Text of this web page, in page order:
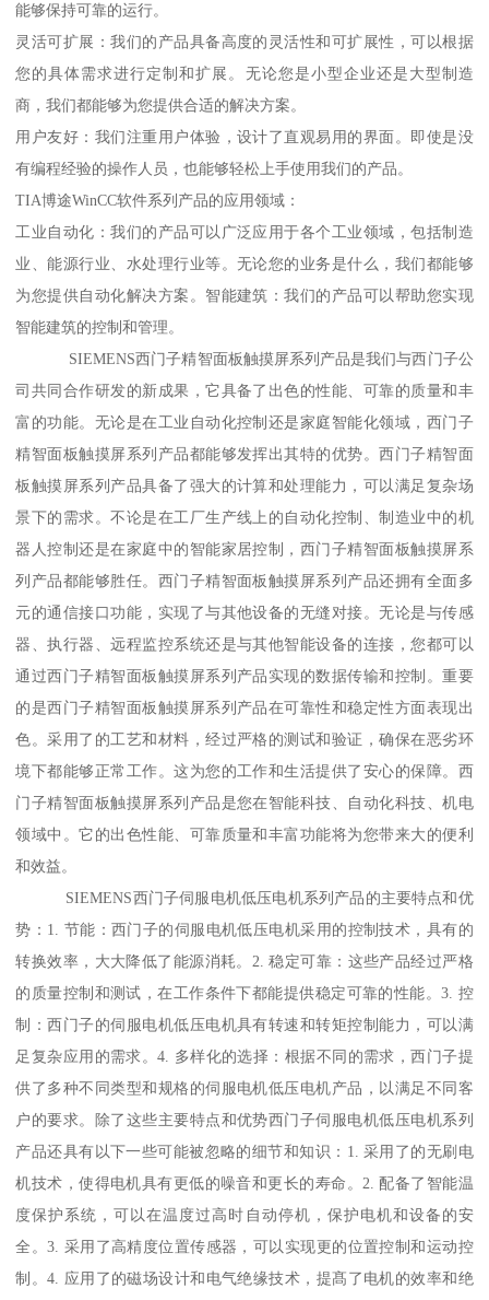
能够保持可靠的运行。
灵活可扩展：我们的产品具备高度的灵活性和可扩展性，可以根据
您的具体需求进行定制和扩展。无论您是小型企业还是大型制造
商，我们都能够为您提供合适的解决方案。
用户友好：我们注重用户体验，设计了直观易用的界面。即使是没
有编程经验的操作人员，也能够轻松上手使用我们的产品。
TIA博途WinCC软件系列产品的应用领域：
工业自动化：我们的产品可以广泛应用于各个工业领域，包括制造
业、能源行业、水处理行业等。无论您的业务是什么，我们都能够
为您提供自动化解决方案。智能建筑：我们的产品可以帮助您实现
智能建筑的控制和管理。
SIEMENS西门子精智面板触摸屏系列产品是我们与西门子公
司共同合作研发的新成果，它具备了出色的性能、可靠的质量和丰
富的功能。无论是在工业自动化控制还是家庭智能化领域，西门子
精智面板触摸屏系列产品都能够发挥出其特的优势。西门子精智面
板触摸屏系列产品具备了强大的计算和处理能力，可以满足复杂场
景下的需求。不论是在工厂生产线上的自动化控制、制造业中的机
器人控制还是在家庭中的智能家居控制，西门子精智面板触摸屏系
列产品都能够胜任。西门子精智面板触摸屏系列产品还拥有全面多
元的通信接口功能，实现了与其他设备的无缝对接。无论是与传感
器、执行器、远程监控系统还是与其他智能设备的连接，您都可以
通过西门子精智面板触摸屏系列产品实现的数据传输和控制。重要
的是西门子精智面板触摸屏系列产品在可靠性和稳定性方面表现出
色。采用了的工艺和材料，经过严格的测试和验证，确保在恶劣环
境下都能够正常工作。这为您的工作和生活提供了安心的保障。西
门子精智面板触摸屏系列产品是您在智能科技、自动化科技、机电
领域中。它的出色性能、可靠质量和丰富功能将为您带来大的便利
和效益。
SIEMENS西门子伺服电机低压电机系列产品的主要特点和优
势：1. 节能：西门子的伺服电机低压电机采用的控制技术，具有的
转换效率，大大降低了能源消耗。2. 稳定可靠：这些产品经过严格
的质量控制和测试，在工作条件下都能提供稳定可靠的性能。3. 控
制：西门子的伺服电机低压电机具有转速和转矩控制能力，可以满
足复杂应用的需求。4. 多样化的选择：根据不同的需求，西门子提
供了多种不同类型和规格的伺服电机低压电机产品，以满足不同客
户的要求。除了这些主要特点和优势西门子伺服电机低压电机系列
产品还具有以下一些可能被忽略的细节和知识：1. 采用了的无刷电
机技术，使得电机具有更低的噪音和更长的寿命。2. 配备了智能温
度保护系统，可以在温度过高时自动停机，保护电机和设备的安
全。3. 采用了高精度位置传感器，可以实现更的位置控制和运动控
制。4. 应用了的磁场设计和电气绝缘技术，提髙了电机的效率和绝